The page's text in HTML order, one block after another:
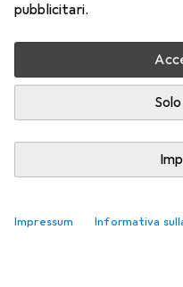
pubblicitari.
Impressum Informativa
Consegna tra lun, 17/8
Più di 10 pezzi in